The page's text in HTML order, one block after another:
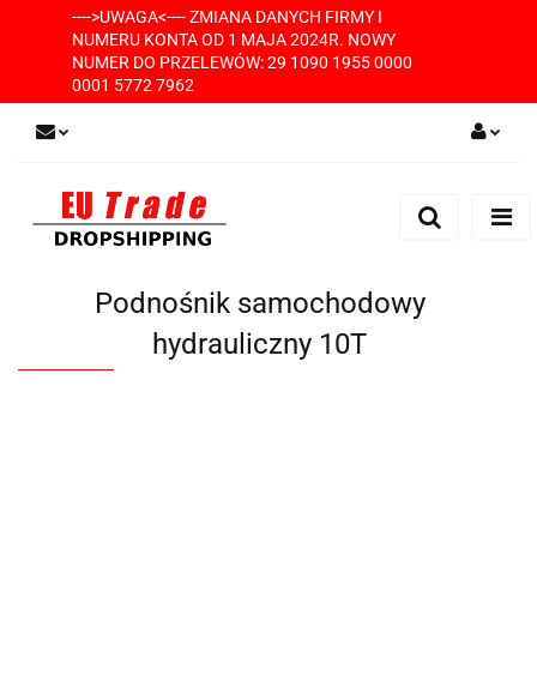
---->UWAGA<---- ZMIANA DANYCH FIRMY I
NUMERU KONTA OD 1 MAJA 2024R. NOWY
NUMER DO PRZELEWÓW: 29 1090 1955 0000
0001 5772 7962
Zarejestruj się
Podnośnik samochodowy
hydrauliczny 10T